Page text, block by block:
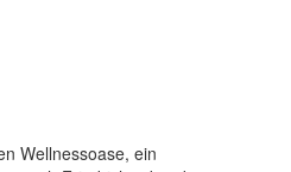
Wellnessoase, ein